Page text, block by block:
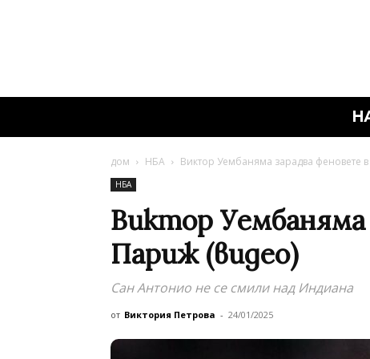
дом НБА Виктор Уембаняма зарадва феновете
НБА
Виктор Уембаняма
Париж (видео)
Сан Антонио не се смили над Индиана
от Виктория Петрова - 24/01/2025